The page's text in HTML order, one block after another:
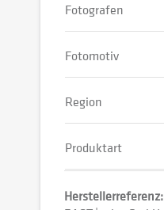
Fotografen
Fotomotiv
Region
Produktart
Herstellerreferenz: